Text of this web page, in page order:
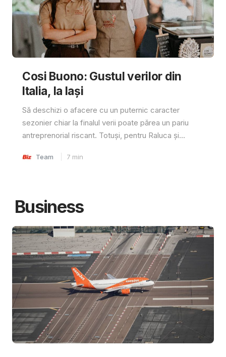
Cosi Buono: Gustul verilor din
Italia, la Iași
Să deschizi o afacere cu un puternic caracter
sezonier chiar la finalul verii poate părea un pariu
antreprenorial riscant. Totuși, pentru Raluca și...
Team 7 min
Business